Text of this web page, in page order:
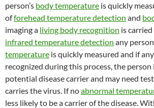
person’s body temperature is quickly
offorehead temperature detection and
imaging a living body recognition is
infrared temperature detection any
temperature is quickly measured and if
recognized during this process, the person
potential disease carrier and may need
carries the virus. If noabnormal
less likely to be a carrier of the disease.